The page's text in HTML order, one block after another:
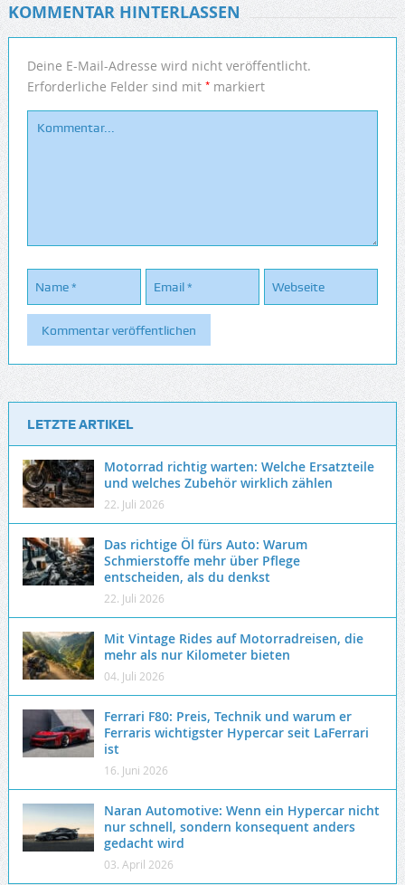
KOMMENTAR HINTERLASSEN
Deine E-Mail-Adresse wird nicht veröffentlicht.
Erforderliche Felder sind mit *markiert
LETZTE ARTIKEL
Motorrad richtig warten: Welche Ersatzteile
und welches Zubehör wirklich zählen
22. Juli 2026
Das richtige Öl fürs Auto: Warum
Schmierstoffe mehr über Pflege
entscheiden, als du denkst
22. Juli 2026
Mit Vintage Rides auf Motorradreisen, die
mehr als nur Kilometer bieten
04. Juli 2026
Ferrari F80: Preis, Technik und warum er
Ferraris wichtigster Hypercar seit LaFerrari
ist
16. Juni 2026
Naran Automotive: Wenn ein Hypercar nicht
nur schnell, sondern konsequent anders
gedacht wird
03. April 2026